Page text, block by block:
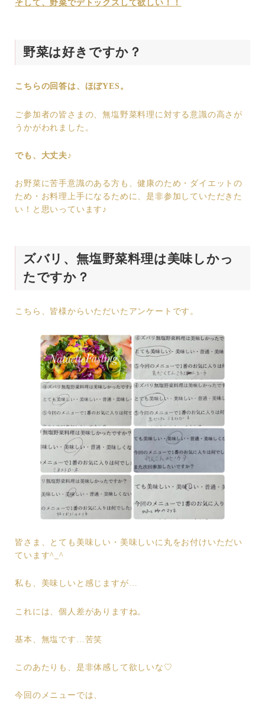
そして、野菜でデトックスして欲しい！！
野菜は好きですか？
こちらの回答は、ほぼYES。
ご参加者の皆さまの、無塩野菜料理に対する意識の高さが
うかがわれました。
でも、大丈夫♪
お野菜に苦手意識のある方も、健康のため・ダイエットの
ため・お料理上手になるために、是非参加していただきた
い！と思いっています♪
ズバリ、無塩野菜料理は美味しかっ
たですか？
こちら、皆様からいただいたアンケートです。
皆さま、とても美味しい・美味しいに丸をお付けいただい
ています^_^
私も、美味しいと感じますが…
これには、個人差がありますね。
基本、無塩です…苦笑
このあたりも、是非体感して欲しいな♡
今回のメニューでは、